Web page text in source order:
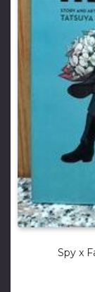
Spy x